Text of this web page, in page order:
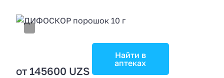
от 145600 UZS
Найти в
аптеках